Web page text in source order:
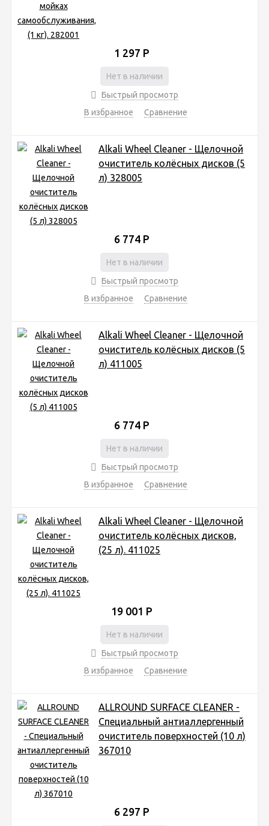
1 297 Р
Нет в наличии
Быстрый просмотр
В избранное
Сравнение
Alkali Wheel Cleaner - Щелочной
очиститель колёсных дисков (5
л) 328005
6 774 Р
Нет в наличии
Быстрый просмотр
В избранное
Сравнение
Alkali Wheel Cleaner - Щелочной
очиститель колёсных дисков (5
л) 411005
6 774 Р
Нет в наличии
Быстрый просмотр
В избранное
Сравнение
Alkali Wheel Cleaner - Щелочной
очиститель колёсных дисков,
(25 л). 411025
19 001 Р
Нет в наличии
Быстрый просмотр
В избранное
Сравнение
ALLROUND SURFACE CLEANER -
Специальный антиаллергенный
очиститель поверхностей (10 л)
367010
6 297 Р